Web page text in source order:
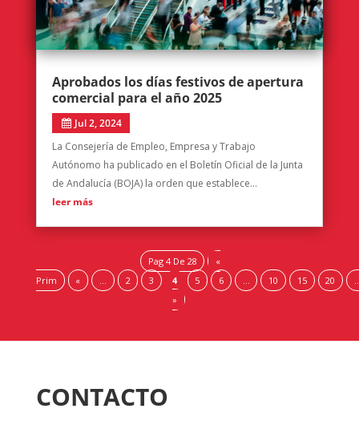
Aprobados los días festivos de apertura
comercial para el año 2025
Jul 2, 2024
La Consejería de Empleo, Empresa y Trabajo
Autónomo ha publicado en el Boletín Oficial de la Junta
de Andalucía (BOJA) la orden que establece...
leer más
Pag 4 De 28
«
Prim
« 2 3 4 5 6 10 15 20
»
CONTACTO